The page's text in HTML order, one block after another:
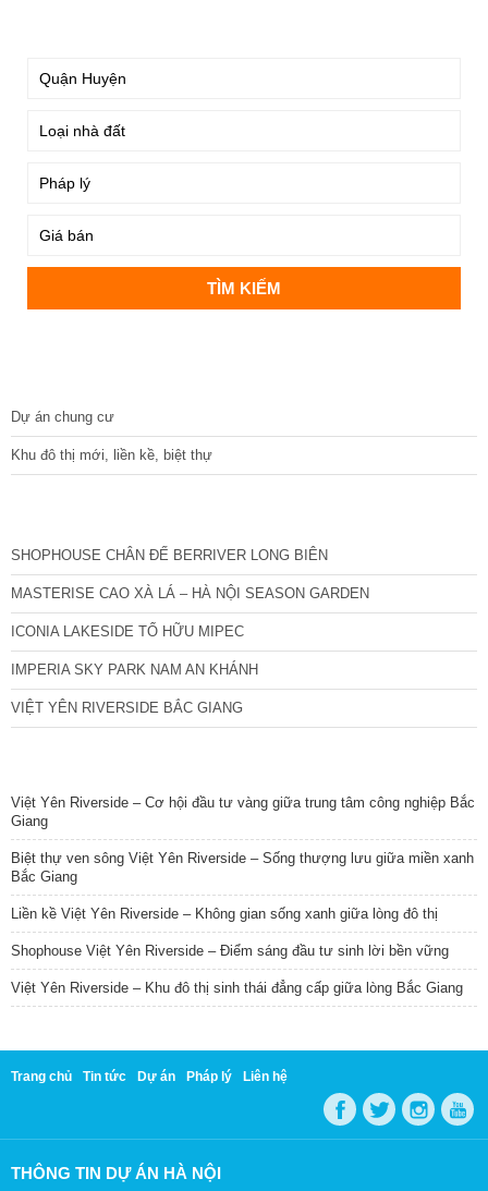
Dự án chung cư
Khu đô thị mới, liền kề, biệt thự
SHOPHOUSE CHÂN ĐẾ BERRIVER LONG BIÊN
MASTERISE CAO XÀ LÁ – HÀ NỘI SEASON GARDEN
ICONIA LAKESIDE TỐ HỮU MIPEC
IMPERIA SKY PARK NAM AN KHÁNH
VIỆT YÊN RIVERSIDE BẮC GIANG
Việt Yên Riverside – Cơ hội đầu tư vàng giữa trung tâm công nghiệp Bắc
Giang
Biệt thự ven sông Việt Yên Riverside – Sống thượng lưu giữa miền xanh
Bắc Giang
Liền kề Việt Yên Riverside – Không gian sống xanh giữa lòng đô thị
Shophouse Việt Yên Riverside – Điểm sáng đầu tư sinh lời bền vững
Việt Yên Riverside – Khu đô thị sinh thái đẳng cấp giữa lòng Bắc Giang
Trang chủ Tin tức Dự án Pháp lý Liên hệ
THÔNG TIN DỰ ÁN HÀ NỘI